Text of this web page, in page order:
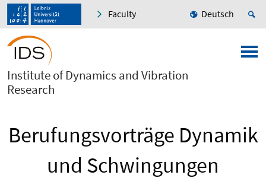
Faculty Deutsch
Institute of Dynamics and Vibration
Research
Berufungsvorträge Dynamik
und Schwingungen